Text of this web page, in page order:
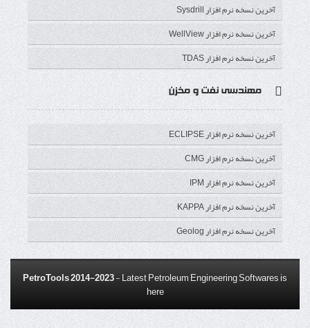
آخرین نسخه نرم افزار Sysdrill
آخرین نسخه نرم افزار WellView
آخرین نسخه نرم افزار TDAS
مهندسی نفت و مخزن
آخرین نسخه نرم افزار ECLIPSE
آخرین نسخه نرم افزار CMG
آخرین نسخه نرم افزار IPM
آخرین نسخه نرم افزار KAPPA
آخرین نسخه نرم افزار Geolog
PetroTools 2014-2023- Latest Petroleum Engineering Softwares is
here